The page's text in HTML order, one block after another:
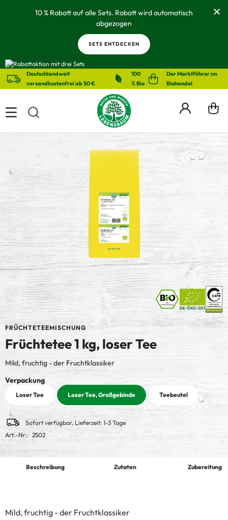
springen10 % Rabatt auf alle Sets. Rabatt wird automatisch
abgezogen
SETS ENTDECKEN
Deutschlandweit
versandkostenfrei ab 50 €
100
% Bio
Der Marktführer im
Biohandel
FRÜCHTETEEMISCHUNG
Früchtetee 1 kg, loser Tee
Mild, fruchtig - der Fruchtklassiker
Verpackungauswählen
Loser Tee Loser Tee, Großgebinde Teebeutel
Sofort verfügbar, Lieferzeit: 1-3 Tage
Art.-Nr.: 2502
Beschreibung Zutaten Zubereitung
Mild, fruchtig - der Fruchtklassiker